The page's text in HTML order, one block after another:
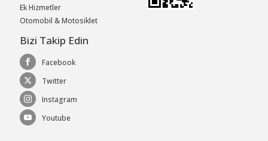
Ek Hizmetler
Otomobil & Motosiklet
Bizi Takip Edin
Facebook
Twitter
Instagram
Youtube